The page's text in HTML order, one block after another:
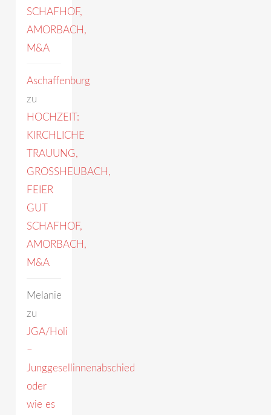
SCHAFHOF,
AMORBACH,
M&A
Aschaffenburg
zu
HOCHZEIT:
KIRCHLICHE
TRAUUNG,
GROSSHEUBACH,
FEIER
GUT
SCHAFHOF,
AMORBACH,
M&A
Melanie
zu
JGA/Holi
–
Junggesellinnenabschied
oder
wie es